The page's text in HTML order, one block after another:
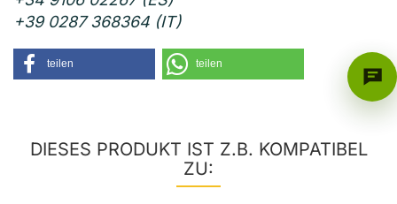
+39 0287 368364 (IT)
teilen teilen
DIESES PRODUKT IST Z.B. KOMPATIBEL
ZU: